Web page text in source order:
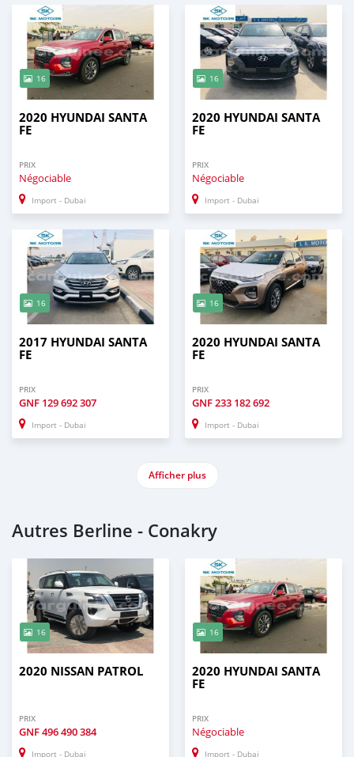
16
2020 HYUNDAI SANTA
FE
PRIX
Négociable
Import - Dubai
16
2020 HYUNDAI SANTA
FE
PRIX
Négociable
Import - Dubai
16
2017 HYUNDAI SANTA
FE
PRIX
GNF 129 692 307
Import - Dubai
16
2020 HYUNDAI SANTA
FE
PRIX
GNF233 182 692
Import - Dubai
Afficher plus
Autres Berline - Conakry
16
2020 NISSAN PATROL
PRIX
GNF496 490 384
Import - Dubai
16
2020 HYUNDAI SANTA
FE
PRIX
Négociable
Import - Dubai